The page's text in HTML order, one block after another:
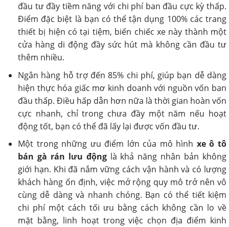
đầu tư đầy tiềm năng với chi phí ban đầu cực kỳ thấp.
Điểm đặc biệt là bạn có thể tận dụng 100% các trang
thiết bị hiện có tại tiệm, biến chiếc xe này thành một
cửa hàng di động đầy sức hút mà không cần đầu tư
thêm nhiều.
Ngân hàng hỗ trợ đến 85% chi phí, giúp bạn dễ dàng
hiện thực hóa giấc mơ kinh doanh với nguồn vốn ban
đầu thấp. Điều hấp dẫn hơn nữa là thời gian hoàn vốn
cực nhanh, chỉ trong chưa đầy một năm nếu hoạt
động tốt, bạn có thể đã lấy lại được vốn đầu tư.
Một trong những ưu điểm lớn của mô hình xe ô tô
bán gà rán lưu độnglà khả năng nhân bản không
giới hạn. Khi đã nắm vững cách vận hành và có lượng
khách hàng ổn định, việc mở rộng quy mô trở nên vô
cùng dễ dàng và nhanh chóng. Bạn có thể tiết kiệm
chi phí một cách tối ưu bằng cách không cần lo về
mặt bằng, linh hoạt trong việc chọn địa điểm kinh